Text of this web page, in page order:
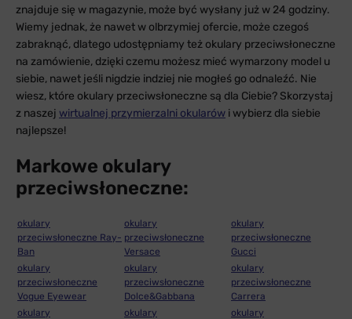
znajduje się w magazynie, może być wysłany już w 24 godziny.
Wiemy jednak, że nawet w olbrzymiej ofercie, może czegoś
zabraknąć, dlatego udostępniamy też okulary przeciwsłoneczne
na zamówienie, dzięki czemu możesz mieć wymarzony model u
siebie, nawet jeśli nigdzie indziej nie mogłeś go odnaleźć. Nie
wiesz, które okulary przeciwsłoneczne są dla Ciebie? Skorzystaj
z naszej wirtualnej przymierzalni okularów i wybierz dla siebie
najlepsze!
Markowe okulary
przeciwsłoneczne:
okulary
przeciwsłoneczne Ray-
Ban
okulary
przeciwsłoneczne
Versace
okulary
przeciwsłoneczne
Gucci
okulary
przeciwsłoneczne
Vogue Eyewear
okulary
przeciwsłoneczne
Dolce&Gabbana
okulary
przeciwsłoneczne
Carrera
okulary
okulary
okulary